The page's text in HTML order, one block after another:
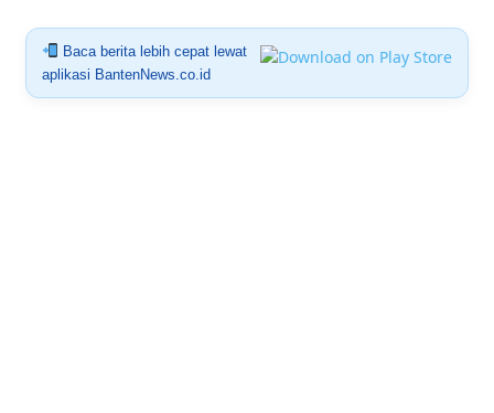
Baca berita lebih cepat lewat
aplikasi BantenNews.co.id